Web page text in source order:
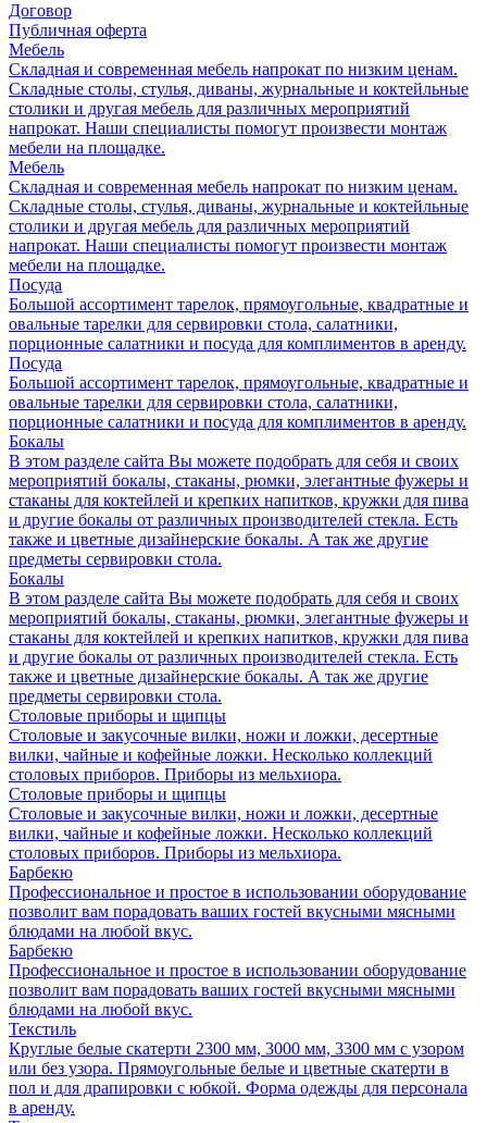
Договор
Публичная оферта
Мебель
Складная и современная мебель напрокат по низким ценам.
Складные столы, стулья, диваны, журнальные и коктейльные
столики и другая мебель для различных мероприятий
напрокат. Наши специалисты помогут произвести монтаж
мебели на площадке.
Мебель
Складная и современная мебель напрокат по низким ценам.
Складные столы, стулья, диваны, журнальные и коктейльные
столики и другая мебель для различных мероприятий
напрокат. Наши специалисты помогут произвести монтаж
мебели на площадке.
Посуда
Большой ассортимент тарелок, прямоугольные, квадратные и
овальные тарелки для сервировки стола, салатники,
порционные салатники и посуда для комплиментов в аренду.
Посуда
Большой ассортимент тарелок, прямоугольные, квадратные и
овальные тарелки для сервировки стола, салатники,
порционные салатники и посуда для комплиментов в аренду.
Бокалы
В этом разделе сайта Вы можете подобрать для себя и своих
мероприятий бокалы, стаканы, рюмки, элегантные фужеры и
стаканы для коктейлей и крепких напитков, кружки для пива
и другие бокалы от различных производителей стекла. Есть
также и цветные дизайнерские бокалы. А так же другие
предметы сервировки стола.
Бокалы
В этом разделе сайта Вы можете подобрать для себя и своих
мероприятий бокалы, стаканы, рюмки, элегантные фужеры и
стаканы для коктейлей и крепких напитков, кружки для пива
и другие бокалы от различных производителей стекла. Есть
также и цветные дизайнерские бокалы. А так же другие
предметы сервировки стола.
Столовые приборы и щипцы
Столовые и закусочные вилки, ножи и ложки, десертные
вилки, чайные и кофейные ложки. Несколько коллекций
столовых приборов. Приборы из мельхиора.
Столовые приборы и щипцы
Столовые и закусочные вилки, ножи и ложки, десертные
вилки, чайные и кофейные ложки. Несколько коллекций
столовых приборов. Приборы из мельхиора.
Барбекю
Профессиональное и простое в использовании оборудование
позволит вам порадовать ваших гостей вкусными мясными
блюдами на любой вкус.
Барбекю
Профессиональное и простое в использовании оборудование
позволит вам порадовать ваших гостей вкусными мясными
блюдами на любой вкус.
Текстиль
Круглые белые скатерти 2300 мм, 3000 мм, 3300 мм с узором
или без узора. Прямоугольные белые и цветные скатерти в
пол и для драпировки с юбкой. Форма одежды для персонала
в аренду.